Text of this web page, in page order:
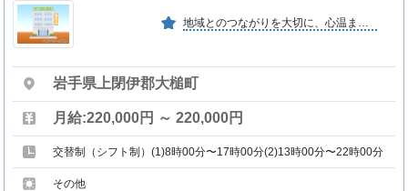
岩手県上閉伊郡大槌町
月給:220,000円 ～ 220,000円
交替制（シフト制）(1)8時00分〜17時00分(2)13時00分〜22時00分
その他